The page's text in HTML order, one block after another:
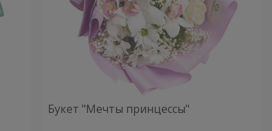
Букет "Мечты принцессы"